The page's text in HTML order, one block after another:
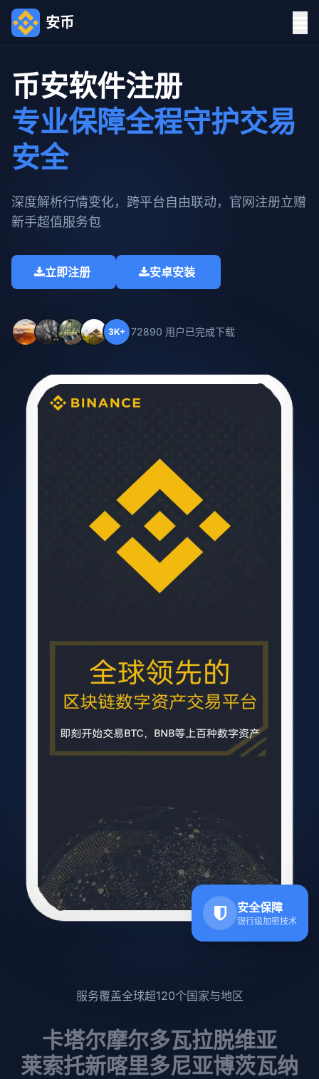
安币
币安软件注册
专业保障全程守护交易
安全
深度解析行情变化，跨平台自由联动，官网注册立赠
新手超值服务包​
立即注册 安卓安装
3K+ 72890 用户已完成下载
安全保障
银行级加密技术
服务覆盖全球超120个国家与地区
卡塔尔摩尔多瓦拉脱维亚
莱索托新喀里多尼亚博茨瓦纳